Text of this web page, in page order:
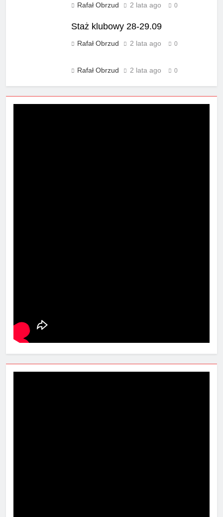
Rafał Obrzud 2 lata ago 0
Staż klubowy 28-29.09
Rafał Obrzud 2 lata ago 0
Rafał Obrzud 2 lata ago 0